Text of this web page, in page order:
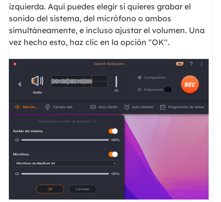
izquierda. Aquí puedes elegir si quieres grabar el
sonido del sistema, del micrófono o ambos
simultáneamente, e incluso ajustar el volumen. Una
vez hecho esto, haz clic en la opción "OK".